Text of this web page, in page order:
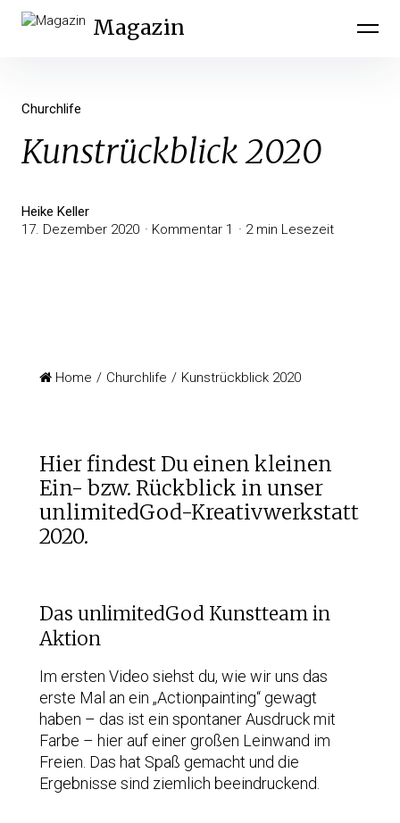
Magazin
Churchlife
Kunstrückblick 2020
Heike Keller
17. Dezember 2020
Kommentar 1 2 min Lesezeit
Home / Churchlife / Kunstrückblick 2020
Hier findest Du einen kleinen
Ein- bzw. Rückblick in unser
unlimitedGod-Kreativwerkstatt
2020.
Das unlimitedGod Kunstteam in
Aktion
Im ersten Video siehst du, wie wir uns das
erste Mal an ein „Actionpainting“ gewagt
haben – das ist ein spontaner Ausdruck mit
Farbe – hier auf einer großen Leinwand im
Freien. Das hat Spaß gemacht und die
Ergebnisse sind ziemlich beeindruckend.